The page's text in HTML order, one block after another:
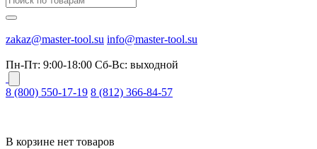
zakaz@master-tool.su info@master-tool.su
Пн-Пт: 9:00-18:00 Cб-Вс: выходной
8 (800) 550-17-19 8 (812) 366-84-57
В корзине нет товаров